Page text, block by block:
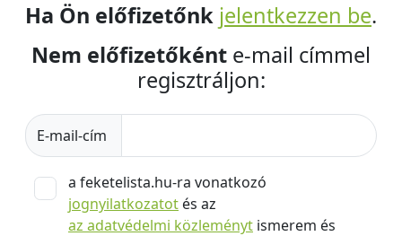
Ha Ön előfizetőnk jelentkezzen be.
Nem előfizetőként e-mail címmel
regisztráljon:
E-mail-cím
a feketelista.hu-ra vonatkozó
jognyilatkozatot és az
az adatvédelmi közleményt ismerem és